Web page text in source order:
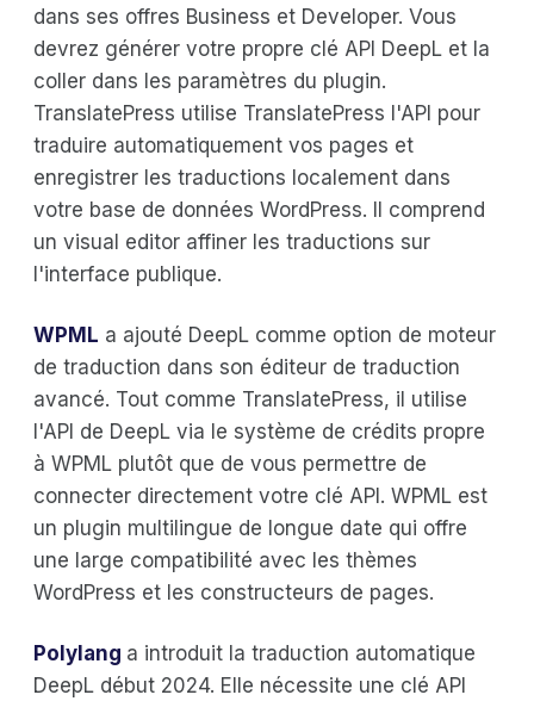
dans ses offres Business et Developer. Vous
devrez générer votre propre clé API DeepL et la
coller dans les paramètres du plugin.
TranslatePress utilise TranslatePress l'API pour
traduire automatiquement vos pages et
enregistrer les traductions localement dans
votre base de données WordPress. Il comprend
un visual editor affiner les traductions sur
l'interface publique.
WPML a ajouté DeepL comme option de moteur
de traduction dans son éditeur de traduction
avancé. Tout comme TranslatePress, il utilise
l'API de DeepL via le système de crédits propre
à WPML plutôt que de vous permettre de
connecter directement votre clé API. WPML est
un plugin multilingue de longue date qui offre
une large compatibilité avec les thèmes
WordPress et les constructeurs de pages.
Polylang a introduit la traduction automatique
DeepL début 2024. Elle nécessite une clé API